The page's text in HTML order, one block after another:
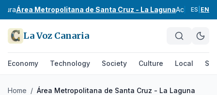
Área Metropolitana de Santa Cruz - La LagunaAcentejo
ES EN
La Voz Canaria
Economy Technology Society Culture Local
Home / Área Metropolitana de Santa Cruz - La Laguna